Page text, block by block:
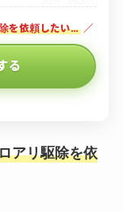
を依頼したい… ／
る
アリ駆除を依